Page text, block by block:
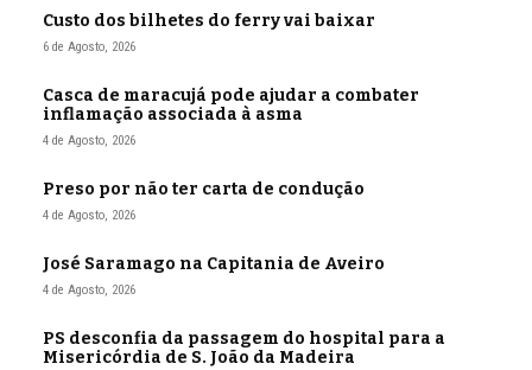
Custo dos bilhetes do ferry vai baixar
6 de Agosto, 2026
Casca de maracujá pode ajudar a combater
inflamação associada à asma
4 de Agosto, 2026
Preso por não ter carta de condução
4 de Agosto, 2026
José Saramago na Capitania de Aveiro
4 de Agosto, 2026
PS desconfia da passagem do hospital para a
Misericórdia de S. João da Madeira